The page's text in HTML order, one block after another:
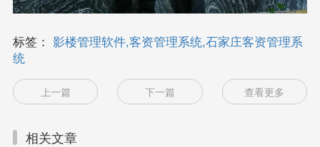
标签： 影楼管理软件,客资管理系统,石家庄客资管理系
统
上一篇 下一篇 查看更多
相关文章